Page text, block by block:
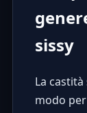
sissy
La
modo